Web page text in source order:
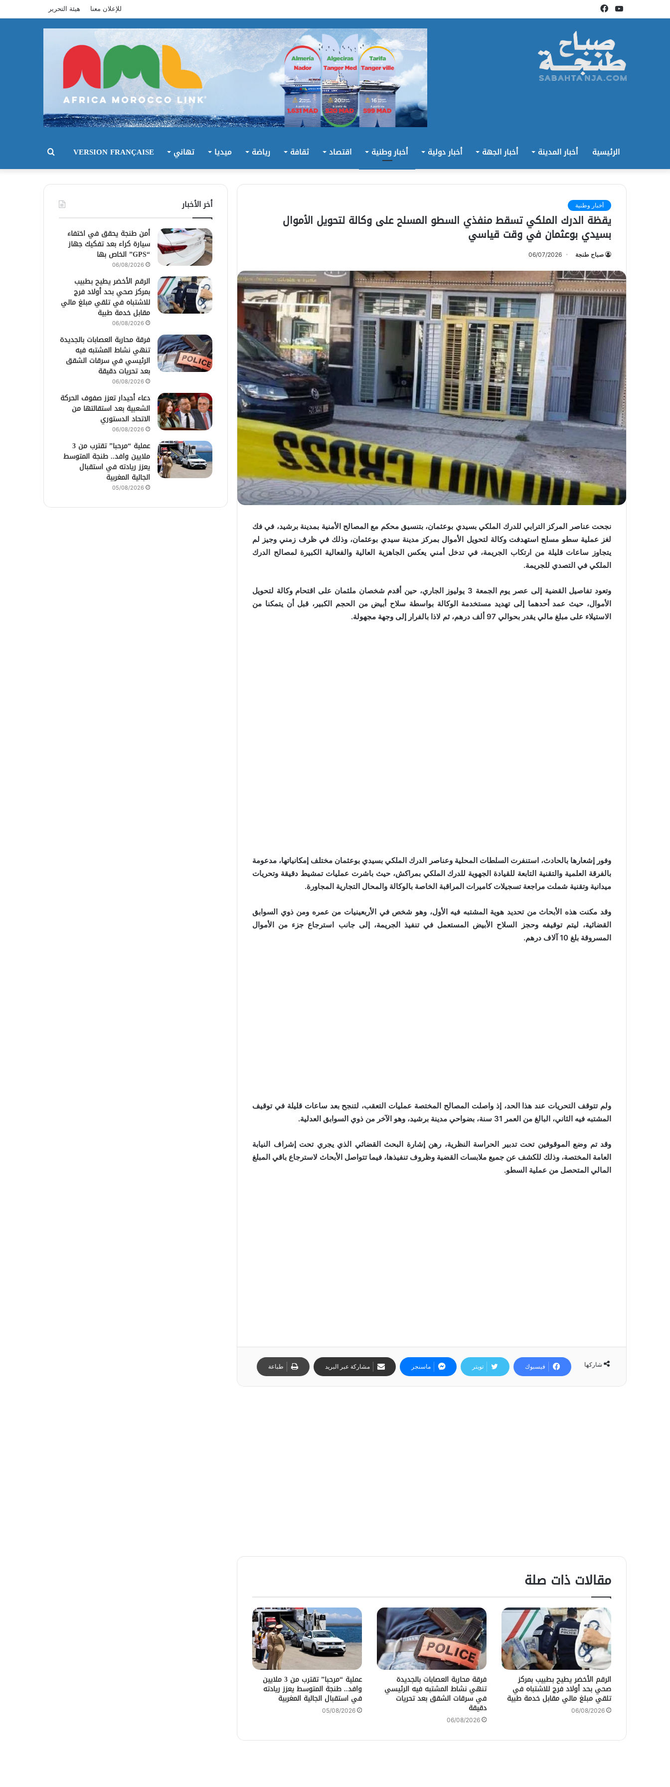
فيسبوكيوتيوب للإعلان معنا هيئة التحرير
الرئيسية أخبار المدينة أخبار الجهة أخبار دولية أخبار وطنية اقتصاد ثقافة رياضة ميديا تهاني VERSION FRANÇAISE بحث
أخبار وطنية
يقظة الدرك الملكي تسقط منفذي السطو المسلح على وكالة لتحويل الأموال
بسيدي بوعثمان في وقت قياسي
صباح طنجة 06/07/2026
نجحت عناصر المركز الترابي للدرك الملكي بسيدي بوعثمان، بتنسيق محكم مع المصالح الأمنية بمدينة برشيد، في فك
لغز عملية سطو مسلح استهدفت وكالة لتحويل الأموال بمركز مدينة سيدي بوعثمان، وذلك في ظرف زمني وجيز لم
يتجاوز ساعات قليلة من ارتكاب الجريمة، في تدخل أمني يعكس الجاهزية العالية والفعالية الكبيرة لمصالح الدرك
الملكي في التصدي للجريمة.
وتعود تفاصيل القضية إلى عصر يوم الجمعة 3 يوليوز الجاري، حين أقدم شخصان ملثمان على اقتحام وكالة لتحويل
الأموال، حيث عمد أحدهما إلى تهديد مستخدمة الوكالة بواسطة سلاح أبيض من الحجم الكبير، قبل أن يتمكنا من
الاستيلاء على مبلغ مالي يقدر بحوالي 97 ألف درهم، ثم لاذا بالفرار إلى وجهة مجهولة.
وفور إشعارها بالحادث، استنفرت السلطات المحلية وعناصر الدرك الملكي بسيدي بوعثمان مختلف إمكانياتها، مدعومة
بالفرقة العلمية والتقنية التابعة للقيادة الجهوية للدرك الملكي بمراكش، حيث باشرت عمليات تمشيط دقيقة وتحريات
ميدانية وتقنية شملت مراجعة تسجيلات كاميرات المراقبة الخاصة بالوكالة والمحال التجارية المجاورة.
وقد مكنت هذه الأبحاث من تحديد هوية المشتبه فيه الأول، وهو شخص في الأربعينيات من عمره ومن ذوي السوابق
القضائية، ليتم توقيفه وحجز السلاح الأبيض المستعمل في تنفيذ الجريمة، إلى جانب استرجاع جزء من الأموال
المسروقة بلغ 10 آلاف درهم.
ولم تتوقف التحريات عند هذا الحد، إذ واصلت المصالح المختصة عمليات التعقب، لتنجح بعد ساعات قليلة في توقيف
المشتبه فيه الثاني، البالغ من العمر 31 سنة، بضواحي مدينة برشيد، وهو الآخر من ذوي السوابق العدلية.
وقد تم وضع الموقوفين تحت تدبير الحراسة النظرية، رهن إشارة البحث القضائي الذي يجري تحت إشراف النيابة
العامة المختصة، وذلك للكشف عن جميع ملابسات القضية وظروف تنفيذها، فيما تتواصل الأبحاث لاسترجاع باقي المبلغ
المالي المتحصل من عملية السطو.
شاركها فيسبوك تويتر ماسنجر مشاركة عبر البريد طباعة
مقالات ذات صلة
الرقم الأخضر يطيح بطبيب بمركز
صحي بحد أولاد فرج للاشتباه في
تلقي مبلغ مالي مقابل خدمة طبية
06/08/2026
فرقة محاربة العصابات بالجديدة
تنهي نشاط المشتبه فيه الرئيسي
في سرقات الشقق بعد تحريات
دقيقة
06/08/2026
عملية “مرحبا” تقترب من 3 ملايين
وافد.. طنجة المتوسط يعزز ريادته
في استقبال الجالية المغربية
05/08/2026
أخر الأخبار
أمن طنجة يحقق في اختفاء
سيارة كراء بعد تفكيك جهاز
“GPS” الخاص بها
06/08/2026
الرقم الأخضر يطيح بطبيب
بمركز صحي بحد أولاد فرج
للاشتباه في تلقي مبلغ مالي
مقابل خدمة طبية
06/08/2026
فرقة محاربة العصابات بالجديدة
تنهي نشاط المشتبه فيه
الرئيسي في سرقات الشقق
بعد تحريات دقيقة
06/08/2026
دعاء أحيدار تعزز صفوف الحركة
الشعبية بعد استقالتها من
الاتحاد الدستوري
06/08/2026
عملية “مرحبا” تقترب من 3
ملايين وافد.. طنجة المتوسط
يعزز ريادته في استقبال
الجالية المغربية
05/08/2026